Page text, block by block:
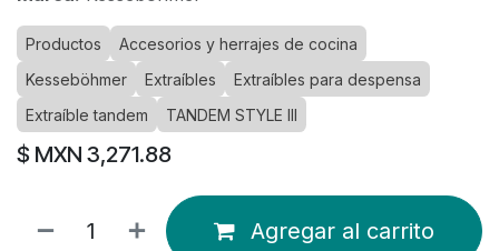
Productos
Accesorios y herrajes de cocina
Kesseböhmer
Extraíbles
Extraíbles para despensa
Extraíble tandem
TANDEM STYLE III
$ MXN 3,271.88
Agregar al carrito